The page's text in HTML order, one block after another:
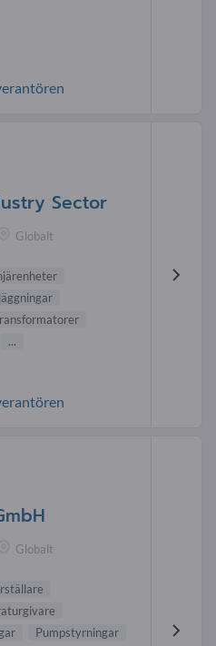
Sector
Globalt
...
Globalt
Pumpstyrningar